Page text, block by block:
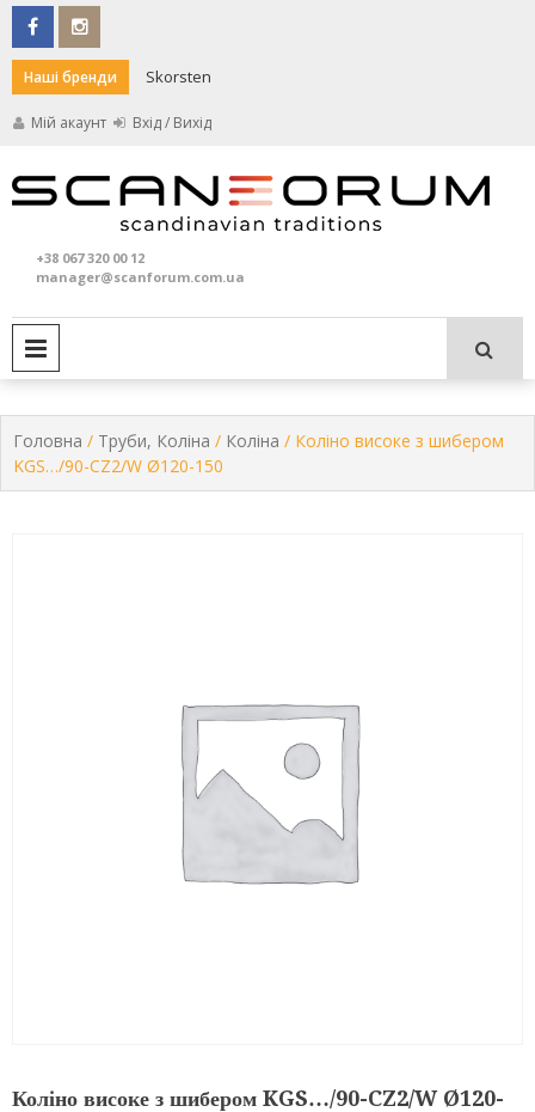
Skip
to
content
Наші бренди Skorsten
Мій акаунт Вхід / Вихід
+38 067 320 00 12
manager@scanforum.com.ua
Головна / Труби, Коліна / Коліна / Коліно високе з шибером
KGS…/90-CZ2/W Ø120-150
Коліно високе з шибером KGS…/90-CZ2/W Ø120-